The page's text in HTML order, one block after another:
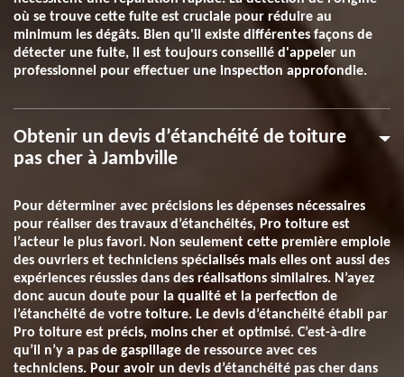
où se trouve cette fuite est cruciale pour réduire au
minimum les dégâts. Bien qu'il existe différentes façons de
détecter une fuite, il est toujours conseillé d'appeler un
professionnel pour effectuer une inspection approfondie.
Obtenir un devis d’étanchéité de toiture
pas cher à Jambville
Pour déterminer avec précisions les dépenses nécessaires
pour réaliser des travaux d’étanchéités, Pro toiture est
l’acteur le plus favori. Non seulement cette première emploie
des ouvriers et techniciens spécialisés mais elles ont aussi des
expériences réussies dans des réalisations similaires. N’ayez
donc aucun doute pour la qualité et la perfection de
l’étanchéité de votre toiture. Le devis d’étanchéité établi par
Pro toiture est précis, moins cher et optimisé. C’est-à-dire
qu’il n’y a pas de gaspillage de ressource avec ces
techniciens. Pour avoir un devis d’étanchéité pas cher dans